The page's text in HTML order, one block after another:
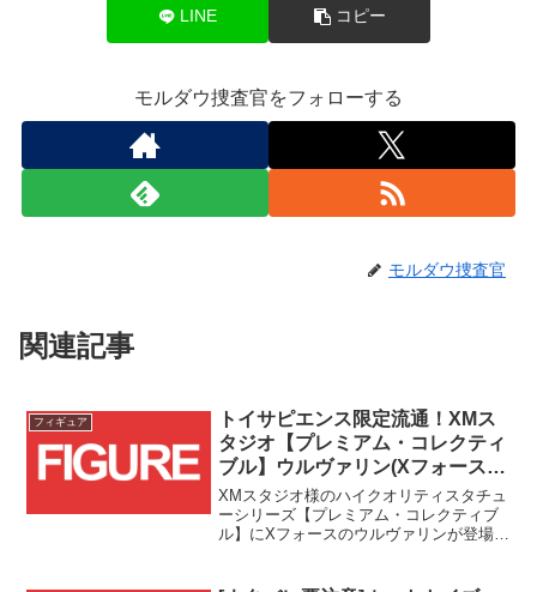
LINE コピー
モルダウ捜査官をフォローする
モルダウ捜査官
関連記事
フィギュア
トイサピエンス限定流通！XMス
タジオ【プレミアム・コレクティ
ブル】ウルヴァリン(Xフォース)
が全世界数量限定で予約受付開
始！！
XMスタジオ様のハイクオリティスタチュ
ーシリーズ【プレミアム・コレクティブ
ル】にXフォースのウルヴァリンが登場で